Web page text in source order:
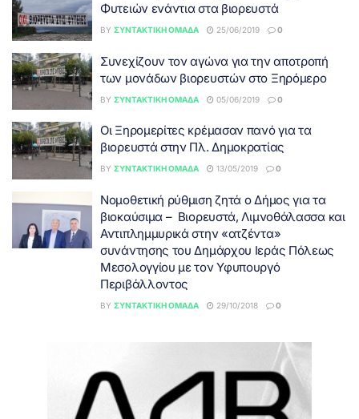
Φυτειών ενάντια στα βιορευστά
BY ΣΥΝΤΑΚΤΙΚΉ ΟΜΆΔΑ 25/06/2019 0
Συνεχίζουν τον αγώνα για την αποτροπή
των μονάδων βιορευστών στο Ξηρόμερο
BY ΣΥΝΤΑΚΤΙΚΉ ΟΜΆΔΑ 05/06/2019 0
Οι Ξηρομερίτες κρέμασαν πανό για τα
βιορευστά στην Πλ. Δημοκρατίας
BY ΣΥΝΤΑΚΤΙΚΉ ΟΜΆΔΑ 13/05/2019 0
Νομοθετική ρύθμιση ζητά ο Δήμος για τα
βιοκαύσιμα – Βιορευστά, Λιμνοθάλασσα και
Αντιπλημμυρικά στην «ατζέντα»
συνάντησης του Δημάρχου Ιεράς Πόλεως
Μεσολογγίου με τον Υφυπουργό
Περιβάλλοντος
BY ΣΥΝΤΑΚΤΙΚΉ ΟΜΆΔΑ 29/10/2018 0